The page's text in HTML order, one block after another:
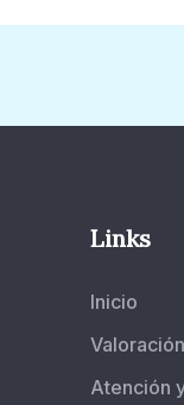
Links
Inicio
Atención